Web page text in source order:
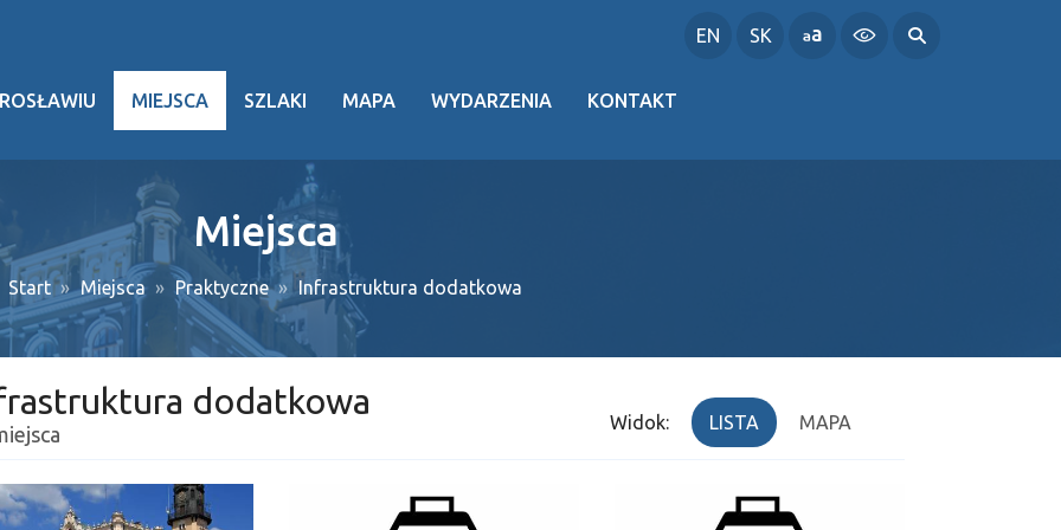
EN SK
MIEJSCA SZLAKI MAPA WYDARZENIA KONTAKT
Miejsca
Start Miejsca Praktyczne Infrastruktura dodatkowa
dodatkowa
Widok: LISTA MAPA